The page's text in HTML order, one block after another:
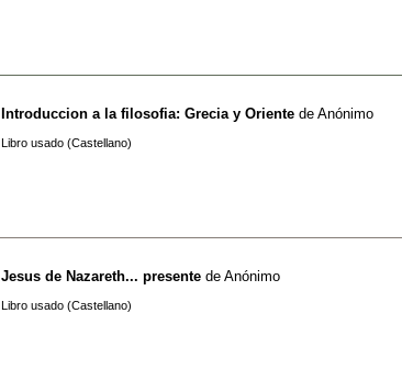
Introduccion a la filosofia: Grecia y Oriente de Anónimo
Libro usado (Castellano)
Jesus de Nazareth... presente de Anónimo
Libro usado (Castellano)